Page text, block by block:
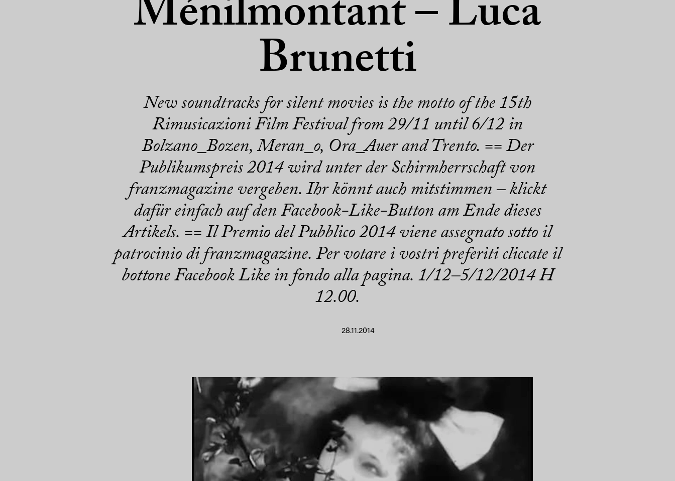
Ménilmontant – Luca
Brunetti
New soundtracks for silent movies is the motto of the 15th
Rimusicazioni Film Festival from 29/11 until 6/12 in
Bolzano_Bozen, Meran_o, Ora_Auer and Trento. == Der
Publikumspreis 2014 wird unter der Schirmherrschaft von
franzmagazine vergeben. Ihr könnt auch mitstimmen – klickt
dafür einfach auf den Facebook-Like-Button am Ende dieses
Artikels. == Il Premio del Pubblico 2014 viene assegnato sotto il
patrocinio di franzmagazine. Per votare i vostri preferiti cliccate il
bottone Facebook Like in fondo alla pagina. 1/12–5/12/2014 H
12.00.
28.11.2014